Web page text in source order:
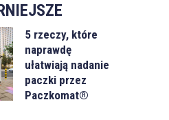
5 rzeczy, które
naprawdę
ułatwiają nadanie
paczki przez
Paczkomat®